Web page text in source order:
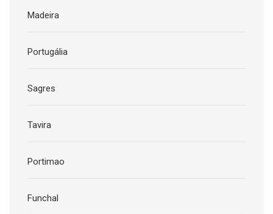
Madeira
Portugália
Sagres
Tavira
Portimao
Funchal